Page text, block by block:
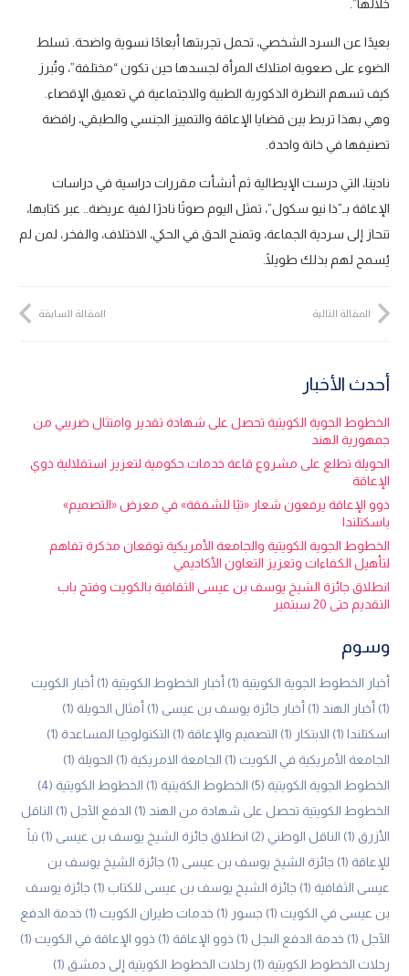
خلالها”.
بعيدًا عن السرد الشخصي، تحمل تجربتها أبعادًا نسوية واضحة. تسلط
الضوء على صعوبة امتلاك المرأة لجسدها حين تكون “مختلفة”، وتُبرز
كيف تسهم النظرة الذكورية الطبية والاجتماعية في تعميق الإقصاء.
وهي بهذا تربط بين قضايا الإعاقة والتمييز الجنسي والطبقي، رافضة
تصنيفها في خانة واحدة.
نادينا، التي درست الإيطالية ثم أنشأت مقررات دراسية في دراسات
الإعاقة بـ”ذا نيو سكول”، تمثل اليوم صوتًا نادرًا لفية عريضة.. عبر كتابها،
تنحاز إلى سردية الجماعة، وتمنح الحق في الحكي، الاختلاف، والفخر، لمن لم
يُسمح لهم بذلك طويلًا.
المقالة السابقة المقالة التالية
أحدث الأخبار
الخطوط الجوية الكويتية تحصل على شهادة تقدير وامتثال ضريبي من
جمهورية الهند
الحويلة تطلع على مشروع قاعة خدمات حكومية لتعزيز استقلالية ذوي
الإعاقة
ذوو الإعاقة يرفعون شعار «تبًا للشفقة» في معرض «التصميم»
باسكتلندا
الخطوط الجوية الكويتية والجامعة الأمريكية توقعان مذكرة تفاهم
لتأهيل الكفاءات وتعزيز التعاون الأكاديمي
انطلاق جائزة الشيخ يوسف بن عيسى الثقافية بالكويت وفتح باب
التقديم حتى 20 سبتمبر
وسوم
أخبار الخطوط الجوية الكويتية (1) أخبار الخطوط الكويتية (1)
أخبار الكويت
(1)
أخبار الهند (1) أخبار جائزة يوسف بن عيسى (1) أمثال الحويلة (1)
اسكتلندا (1) الابتكار (1) التصميم والإعاقة (1) التكنولوجيا المساعدة (1)
الجامعة الأمريكية في الكويت (1) الجامعة الامريكية (1) الحويلة (1)
الخطوط الجوية الكويتية (5) الخطوط الكةيتية (1) الخطوط الكويتية (4)
الخطوط الكويتية تحصل على شهادة من الهند (1) الدفع الآجل (1)
الناقل
الأزرق (1) الناقل الوطني (2) انطلاق جائزة الشيخ يوسف بن عيسى (1)
تباً
للإعاقة (1) جائزة الشيخ يوسف بن عيسى (1)
جائزة الشيخ يوسف بن
عيسى الثقافية (1) جائزة الشيخ يوسف بن عيسى للكتاب (1)
جائزة يوسف
بن عيسى في الكويت (1) جسور (1) خدمات طيران الكويت (1)
خدمة الدفع
الآجل (1) خدمة الدفع الىجل (1) ذوو الإعاقة (1) ذوو الإعاقة في الكويت (1)
رحلات الخطوط الكويتية (1) رحلات الخطوط الكويتية إلى دمشق (1)